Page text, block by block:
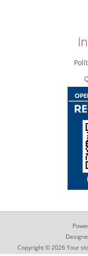
Copyright © 2026 Your